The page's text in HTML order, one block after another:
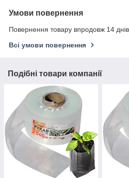
Умови повернення
Повернення товару впродовж 14
Всі умови повернення
Подібні товари компанії